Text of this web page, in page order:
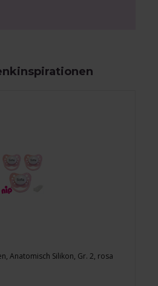
Anatomisch Silikon, Gr. 2, rosa